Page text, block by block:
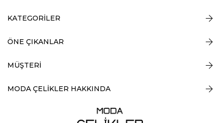
KATEGORİLER
ÖNE ÇIKANLAR
MÜŞTERİ
MODA ÇELİKLER HAKKINDA